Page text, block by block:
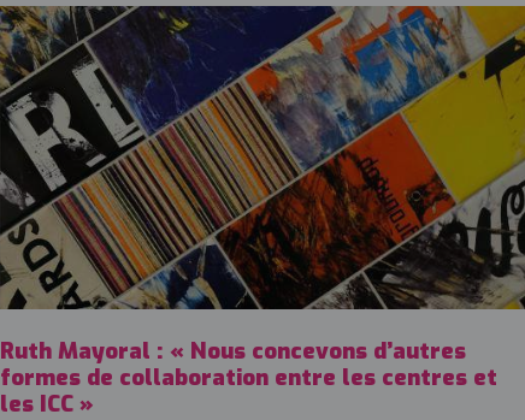
Ruth Mayoral : « Nous concevons d’autres
formes de collaboration entre les centres et
les ICC »